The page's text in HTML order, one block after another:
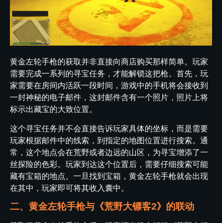
黄金左轮手枪的获取并非直接向商店购买那样简单。玩家
需要完成一系列的寻宝任务，才能解锁这把枪。首先，玩
家需要在房间内活跃一段时间，游戏中的手机将会接收到
一封神秘的电子邮件，这封邮件含有一个照片，照片上将
标示出藏宝的大致位置。
这个寻宝任务并不会直接告诉玩家具体的坐标，而是需要
玩家根据邮件中的线索，到指定的地图位置进行搜索。通
常，这个地点会在荒野或者边远的山区，为寻宝增添了一
丝探险的色彩。玩家到达这个位置后，需要仔细搜索可能
藏有宝箱的地点。一旦找到宝箱，黄金左轮手枪就会出现
在其中，玩家即可将其收入囊中。
二、黄金左轮手枪与《荒野大镖客2》的联动